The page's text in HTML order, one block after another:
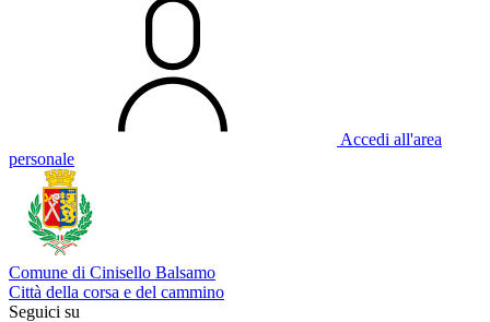
Accedi all'area
personale
Comune di Cinisello Balsamo
Città della corsa e del cammino
Seguici su